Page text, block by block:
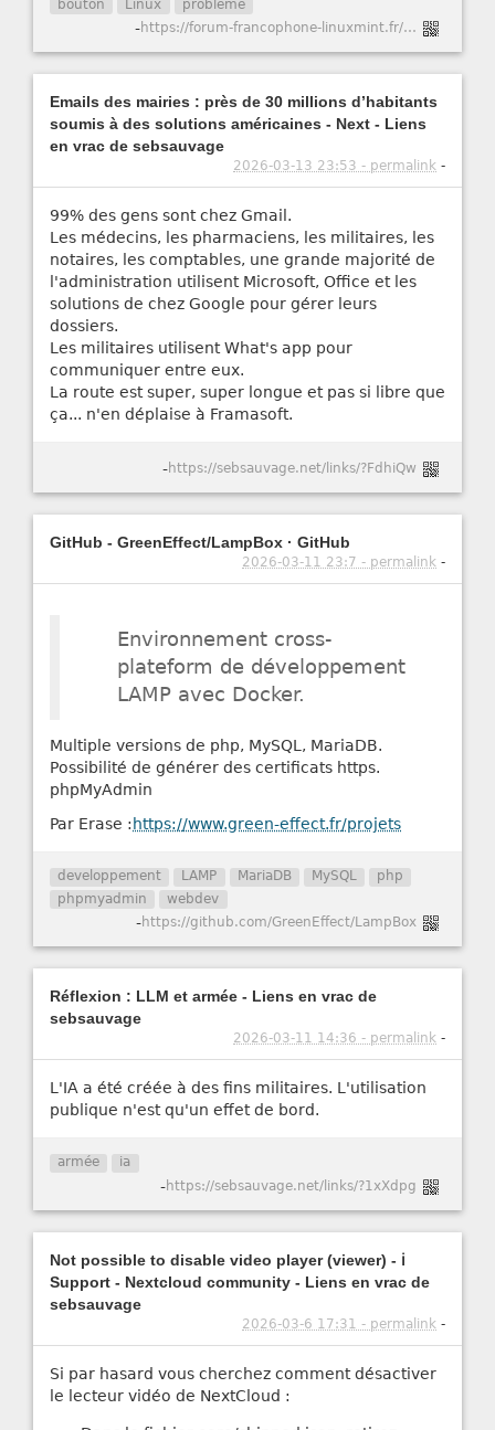
bouton Linux problème
- https://forum-francophone-linuxmint.fr/viewtopic.php?t=21751
Emails des mairies : près de 30 millions d’habitants
soumis à des solutions américaines - Next - Liens
en vrac de sebsauvage
2026-03-13 23:53 - permalink -
99% des gens sont chez Gmail.
Les médecins, les pharmaciens, les militaires, les
notaires, les comptables, une grande majorité de
l'administration utilisent Microsoft, Office et les
solutions de chez Google pour gérer leurs
dossiers.
Les militaires utilisent What's app pour
communiquer entre eux.
La route est super, super longue et pas si libre que
ça... n'en déplaise à Framasoft.
-https://sebsauvage.net/links/?FdhiQw
GitHub - GreenEffect/LampBox · GitHub
2026-03-11 23:7 - permalink -
Environnement cross-
plateform de développement
LAMP avec Docker.
Multiple versions de php, MySQL, MariaDB.
Possibilité de générer des certificats https.
phpMyAdmin
Par Erase : https://www.green-effect.fr/projets
developpement LAMP MariaDB MySQL
php
phpmyadmin
webdev
-https://github.com/GreenEffect/LampBox
Réflexion : LLM et armée - Liens en vrac de
sebsauvage
2026-03-11 14:36 - permalink -
L'IA a été créée à des fins militaires. L'utilisation
publique n'est qu'un effet de bord.
armée ia
-https://sebsauvage.net/links/?1xXdpg
Not possible to disable video player (viewer) - ℹ️
Support - Nextcloud community - Liens en vrac de
sebsauvage
2026-03-6 17:31 - permalink -
Si par hasard vous cherchez comment désactiver
le lecteur vidéo de NextCloud :